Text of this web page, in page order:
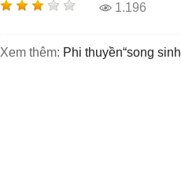
1.196
Xem thêm: phi thuyền“song sinh